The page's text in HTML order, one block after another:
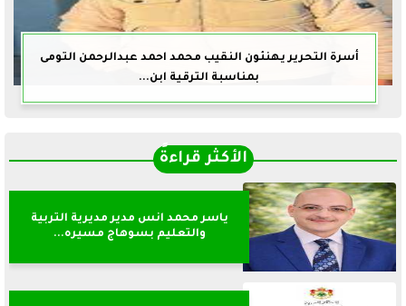
أسرة التحرير يهنئون النقيب محمد احمد عبدالرحمن التومى
بمناسبة الترقية ابن...
الأكثر قراءةً
ياسر محمد انس مدير مديرية التربية
والتعليم بسوهاج مسيره...